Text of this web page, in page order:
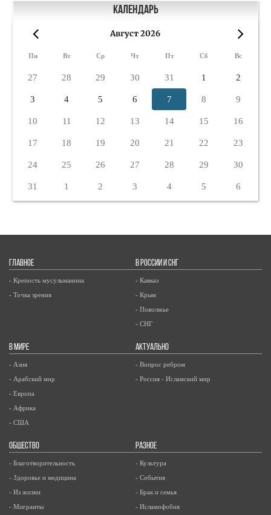
Календарь
Август 2026
Пн Вт Ср Чт Пт Сб Вс
27 28 29 30 31 1 2
3 4 5 6 7 8 9
10 11 12 13 14 15 16
17 18 19 20 21 22 23
24 25 26 27 28 29 30
31 1 2 3 4 5 6
ГЛАВНОЕ
- Крепость мусульманина
- Точка зрения
В РОССИИ И СНГ
- Кавказ
- Крым
- Поволжье
- СНГ
В МИРЕ
- Азия
- Арабский мир
- Европа
- Африка
- США
АКТУАЛЬНО
- Вопрос ребром
- Россия - Исламский мир
ОБЩЕСТВО
- Благотворительность
- Здоровье и медицина
- Из жизни
- Мигранты
РАЗНОЕ
- Культура
- События
- Брак и семья
- Исламофобия